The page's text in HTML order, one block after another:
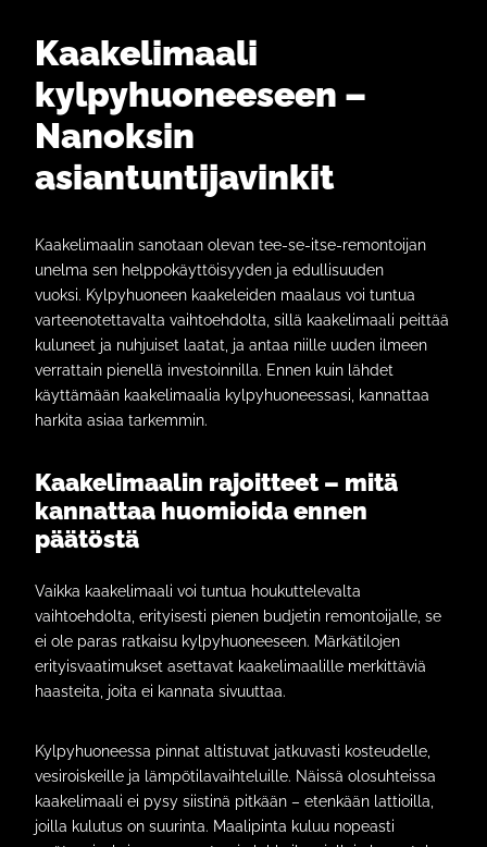
Kaakelimaali
kylpyhuoneeseen –
Nanoksin
asiantuntijavinkit
Kaakelimaalin sanotaan olevan tee-se-itse-remontoijan
unelma sen helppokäyttöisyyden ja edullisuuden
vuoksi. Kylpyhuoneen kaakeleiden maalaus voi tuntua
varteenotettavalta vaihtoehdolta, sillä kaakelimaali peittää
kuluneet ja nuhjuiset laatat, ja antaa niille uuden ilmeen
verrattain pienellä investoinnilla. Ennen kuin lähdet
käyttämään kaakelimaalia kylpyhuoneessasi, kannattaa
harkita asiaa tarkemmin.
Kaakelimaalin rajoitteet – mitä
kannattaa huomioida ennen
päätöstä
Vaikka kaakelimaali voi tuntua houkuttelevalta
vaihtoehdolta, erityisesti pienen budjetin remontoijalle, se
ei ole paras ratkaisu kylpyhuoneeseen. Märkätilojen
erityisvaatimukset asettavat kaakelimaalille merkittäviä
haasteita, joita ei kannata sivuuttaa.
Kylpyhuoneessa pinnat altistuvat jatkuvasti kosteudelle,
vesiroiskeille ja lämpötilavaihteluille. Näissä olosuhteissa
kaakelimaali ei pysy siistinä pitkään – etenkään lattioilla,
joilla kulutus on suurinta. Maalipinta kuluu nopeasti